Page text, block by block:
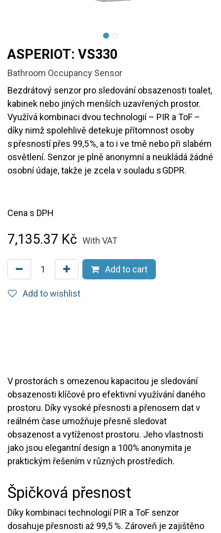
ASPERIOT: VS330
Bathroom Occupancy Sensor
Bezdrátový senzor pro sledování obsazenosti toalet,
kabinek nebo jiných menších uzavřených prostor.
Využívá kombinaci dvou technologií – PIR a ToF –
díky nimž spolehlivě detekuje přítomnost osoby
s přesností přes 99,5 %, a to i ve tmě nebo při slabém
osvětlení. Senzor je plně anonymní a neukládá žádné
osobní údaje, takže je zcela v souladu s GDPR.
Cena s DPH
7,135.37 Kč With VAT
Add to cart
Add to wishlist
V prostorách s omezenou kapacitou je sledování
obsazenosti klíčové pro efektivní využívání daného
prostoru. Díky vysoké přesnosti a přenosem dat v
reálném čase umožňuje přesně sledovat
obsazenost a vytíženost prostoru. Jeho vlastnosti
jako jsou elegantní design a 100% anonymita je
praktickým řešením v různých prostředích.
Špičková přesnost
Díky kombinaci technologií PIR a ToF senzor
dosahuje přesnosti až 99,5 %. Zároveň je zajištěno